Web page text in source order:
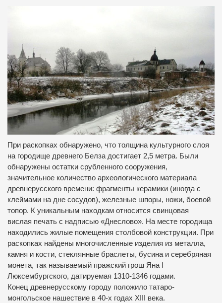
При раскопках обнаружено, что толщина культурного слоя
на городище древнего Белза достигает 2,5 метра. Были
обнаружены остатки срубленного сооружения,
значительное количество археологического материала
древнерусского времени: фрагменты керамики (иногда с
клеймами на дне сосудов), железные шпоры, ножи, боевой
топор. К уникальным находкам относится свинцовая
вислая печать с надписью «Днеслово». На месте городища
находились жилые помещения столбовой конструкции. При
раскопках найдены многочисленные изделия из металла,
камня и кости, стеклянные браслеты, бусина и серебряная
монета, так называемый пражский грош Яна I
Люксембургского, датируемая 1310-1346 годами.
Конец древнерусскому городу положило татаро-
монгольское нашествие в 40-х годах XIII века.